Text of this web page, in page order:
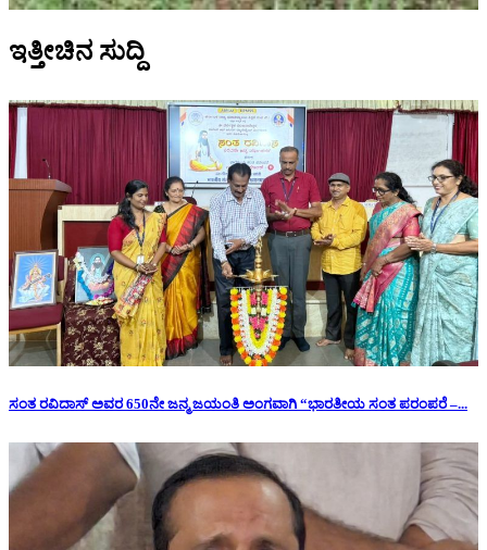
ಇತ್ತೀಚಿನ ಸುದ್ದಿ
ಸಂತ ರವಿದಾಸ್ ಅವರ 650ನೇ ಜನ್ಮ ಜಯಂತಿ ಅಂಗವಾಗಿ “ಭಾರತೀಯ ಸಂತ ಪರಂಪರೆ –...